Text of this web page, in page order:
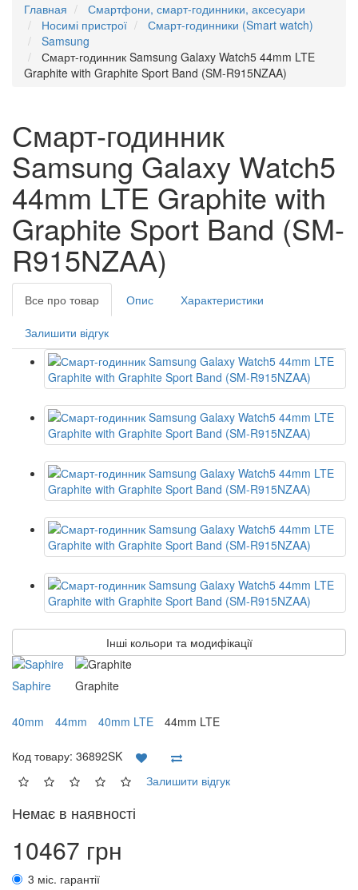
Главная
Смартфони, смарт-годинники, аксесуари
Носимі пристрої
Смарт-годинники (Smart watch)
Samsung
Смарт-годинник Samsung Galaxy Watch5 44mm LTE
Graphite with Graphite Sport Band (SM-R915NZAA)
Смарт-годинник
Samsung Galaxy Watch5
44mm LTE Graphite with
Graphite Sport Band (SM-
R915NZAA)
Все про товар Опис Характеристики
Залишити відгук
Інші кольори та модифікації
Saphire Graphite
40mm 44mm 40mm LTE 44mm LTE
Код товару: 36892SK
Залишити відгук
Немає в наявності
10467 грн
3 міс. гарантії